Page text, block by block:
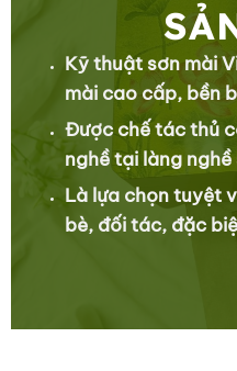
Kỹ thuật sơn mài
mài cao cấp, bền
Được chế tác thủ
nghề tại làng
Là lựa chọn tuyệt
bè, đối tác, đặc